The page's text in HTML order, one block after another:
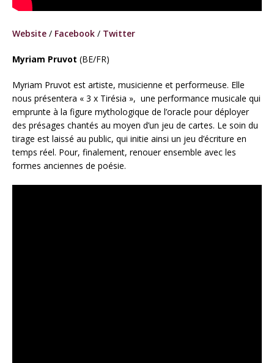
Website / Facebook / Twitter
Myriam Pruvot (BE/FR)
Myriam Pruvot est artiste, musicienne et performeuse. Elle
nous présentera « 3 x Tirésia », une performance musicale qui
emprunte à la figure mythologique de l’oracle pour déployer
des présages chantés au moyen d’un jeu de cartes. Le soin du
tirage est laissé au public, qui initie ainsi un jeu d’écriture en
temps réel. Pour, finalement, renouer ensemble avec les
formes anciennes de poésie.